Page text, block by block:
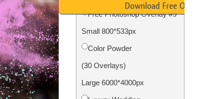
फोटो स्टोर स्टेशन सर्विसेज
Free Photoshop Overlay #9
Small 800*533px
Color Powder
(30 Overlays)
Large 6000*4000px
Download Free Overlay